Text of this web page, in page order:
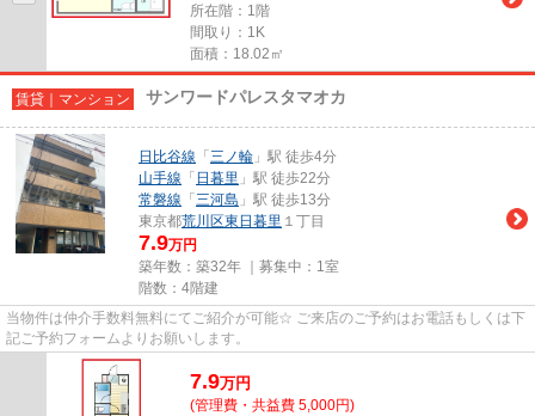
所在階：1階
間取り：1K
面積：18.02㎡
賃貸｜マンション サンワードパレスタマオカ
日比谷線 「 三ノ輪 」駅 徒歩4分
山手線 「 日暮里 」駅 徒歩22分
常磐線 「 三河島 」駅 徒歩13分
東京都荒川区東日暮里 １丁目
7.9万円
築年数：築32年 ｜募集中： 1室
階数：4階建
当物件は仲介手数料無料にてご紹介が可能☆ ご来店のご予約はお電話もしくは下
記ご予約フォームよりお願いします。
7.9万円
(管理費・共益費 5,000円)